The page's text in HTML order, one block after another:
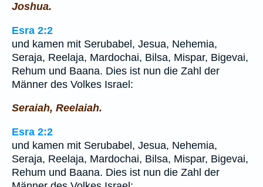
Joshua.
Esra 2:2
und kamen mit Serubabel, Jesua, Nehemia,
Seraja, Reelaja, Mardochai, Bilsa, Mispar, Bigevai,
Rehum und Baana. Dies ist nun die Zahl der
Männer des Volkes Israel:
Seraiah, Reelaiah.
Esra 2:2
und kamen mit Serubabel, Jesua, Nehemia,
Seraja, Reelaja, Mardochai, Bilsa, Mispar, Bigevai,
Rehum und Baana. Dies ist nun die Zahl der